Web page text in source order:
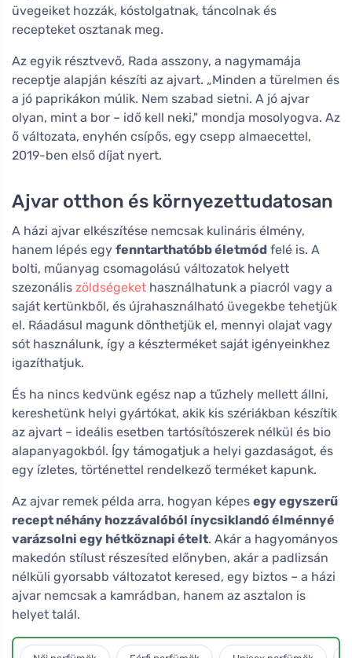
üvegeiket hozzák, kóstolgatnak, táncolnak és
recepteket osztanak meg.
Az egyik résztvevő, Rada asszony, a nagymamája
receptje alapján készíti az ajvart. „Minden a türelmen és
a jó paprikákon múlik. Nem szabad sietni. A jó ajvar
olyan, mint a bor – idő kell neki," mondja mosolyogva. Az
ő változata, enyhén csípős, egy csepp almaecettel,
2019-ben első díjat nyert.
Ajvar otthon és környezettudatosan
A házi ajvar elkészítése nemcsak kulináris élmény,
hanem lépés egy fenntarthatóbb életmód felé is. A
bolti, műanyag csomagolású változatok helyett
szezonális zöldségeket használhatunk a piacról vagy a
saját kertünkből, és újrahasználható üvegekbe tehetjük
el. Ráadásul magunk dönthetjük el, mennyi olajat vagy
sót használunk, így a készterméket saját igényeinkhez
igazíthatjuk.
És ha nincs kedvünk egész nap a tűzhely mellett állni,
kereshetünk helyi gyártókat, akik kis szériákban készítik
az ajvart – ideális esetben tartósítószerek nélkül és bio
alapanyagokból. Így támogatjuk a helyi gazdaságot, és
egy ízletes, történettel rendelkező terméket kapunk.
Az ajvar remek példa arra, hogyan képes egy egyszerű
recept néhány hozzávalóból ínycsiklandó élménnyé
varázsolni egy hétköznapi ételt. Akár a hagyományos
makedón stílust részesíted előnyben, akár a padlizsán
nélküli gyorsabb változatot keresed, egy biztos – a házi
ajvar nemcsak a kamrádban, hanem az asztalon is
helyet talál.